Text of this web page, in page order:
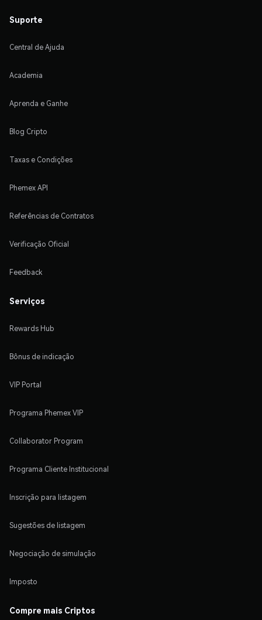
Suporte
Central de Ajuda
Academia
Aprenda e Ganhe
Blog Cripto
Taxas e Condições
Phemex API
Referências de Contratos
Verificação Oficial
Feedback
Serviços
Rewards Hub
Bônus de indicação
VIP Portal
Programa Phemex VIP
Collaborator Program
Programa Cliente Institucional
Inscrição para listagem
Sugestões de listagem
Negociação de simulação
Imposto
Compre mais Criptos